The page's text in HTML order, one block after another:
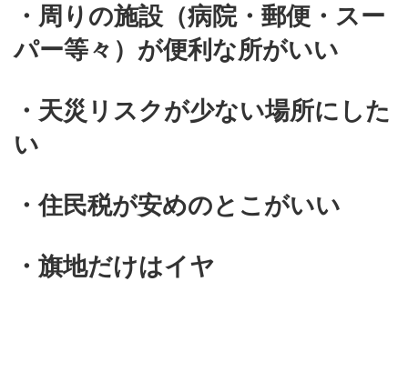
・周りの施設（病院・郵便・スー
パー等々）が便利な所がいい
・天災リスクが少ない場所にした
い
・住民税が安めのとこがいい
・旗地だけはイヤ